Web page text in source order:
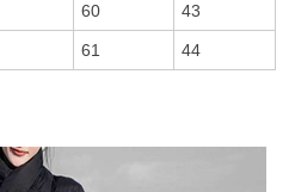
60 43
61 44